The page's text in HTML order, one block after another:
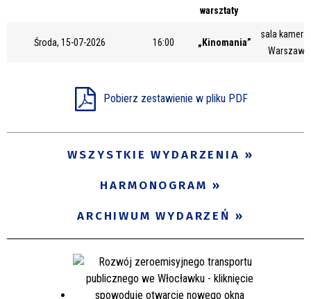
warsztaty
Środa, 15-07-2026 16:00 „Kinomania”
sala
Pobierz zestawienie w pliku PDF
WSZYSTKIE WYDARZENIA
HARMONOGRAM
ARCHIWUM WYDARZEŃ